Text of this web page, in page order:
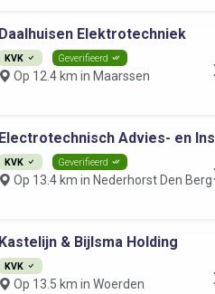
Daalhuisen Elektrotechniek
KVK Geverifieerd
Op 12.4 km in Maarssen
Electrotechnisch Advies- en
KVK Geverifieerd
Op 13.4 km in Nederhorst Den Berg
Kastelijn & Bijlsma Holding
KVK
Op 13.5 km in Woerden